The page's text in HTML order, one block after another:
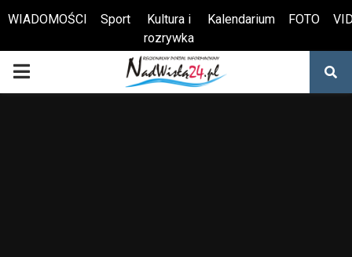
Otwórz pasek narzędzi
WIADOMOŚCI Sport
Kultura i
rozrywka
Kalendarium FOTO
PRIMARY